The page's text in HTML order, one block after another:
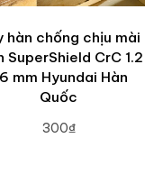
hàn chống chịu mài
SuperShield CrC 1.2
mm Hyundai Hàn
Quốc
300₫